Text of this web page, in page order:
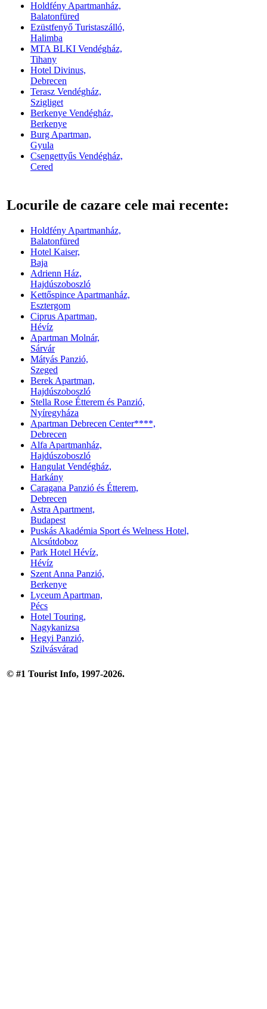
Holdfény Apartmanház,
Balatonfüred
Ezüstfenyő Turistaszálló,
Halimba
MTA BLKI Vendégház,
Tihany
Hotel Divinus,
Debrecen
Terasz Vendégház,
Szigliget
Berkenye Vendégház,
Berkenye
Burg Apartman,
Gyula
Csengettyűs Vendégház,
Cered
Locurile de cazare cele mai recente:
Holdfény Apartmanház,
Balatonfüred
Hotel Kaiser,
Baja
Adrienn Ház,
Hajdúszoboszló
Kettőspince Apartmanház,
Esztergom
Ciprus Apartman,
Hévíz
Apartman Molnár,
Sárvár
Mátyás Panzió,
Szeged
Berek Apartman,
Hajdúszoboszló
Stella Rose Étterem és Panzió,
Nyíregyháza
Apartman Debrecen Center****,
Debrecen
Alfa Apartmanház,
Hajdúszoboszló
Hangulat Vendégház,
Harkány
Caragana Panzió és Étterem,
Debrecen
Astra Apartment,
Budapest
Puskás Akadémia Sport és Welness Hotel,
Alcsútdoboz
Park Hotel Hévíz,
Hévíz
Szent Anna Panzió,
Berkenye
Lyceum Apartman,
Pécs
Hotel Touring,
Nagykanizsa
Hegyi Panzió,
Szilvásvárad
© #1 Tourist Info, 1997-2026.